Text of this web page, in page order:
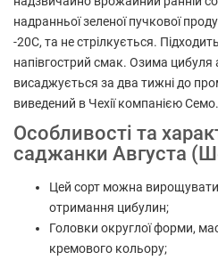
надранньої зеленої пучкової
-20С, та не стрілкується.
напівгострий смак. Озима
висаджується за два тижні до
виведений в Чехії компанією Семо.
Особливості та
саджанки Августа
Цей сорт можна вирощувати
отримання цибулин;
Головки округлої форми,
кремового кольору;